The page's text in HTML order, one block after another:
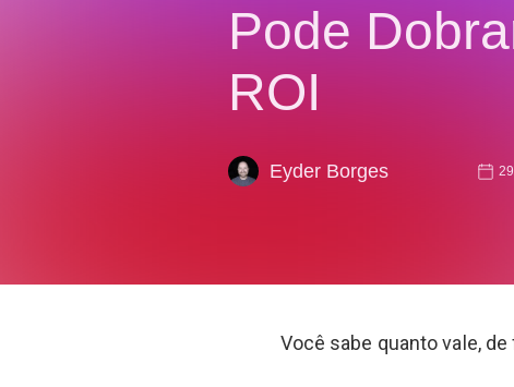
Pode
ROI
Eyder Borges
Você sabe quanto vale,